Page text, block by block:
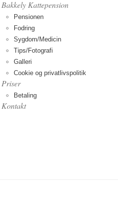
Bakkely Kattepension
Pensionen
Fodring
Sygdom/Medicin
Tips/Fotografi
Galleri
Cookie og privatlivspolitik
Priser
Betaling
Kontakt